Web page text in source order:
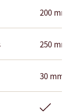
200 mm
250
30 mm/s